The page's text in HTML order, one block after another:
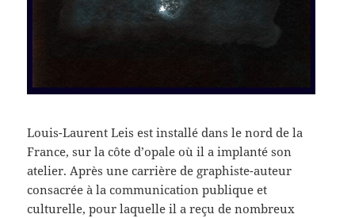
Louis-Laurent Leis est installé dans le nord de la
France, sur la côte d’opale où il a implanté son
atelier. Après une carrière de graphiste-auteur
consacrée à la communication publique et
culturelle, pour laquelle il a reçu de nombreux